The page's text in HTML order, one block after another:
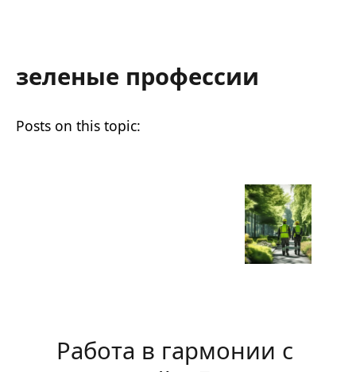
зеленые профессии
Работа в гармонии с